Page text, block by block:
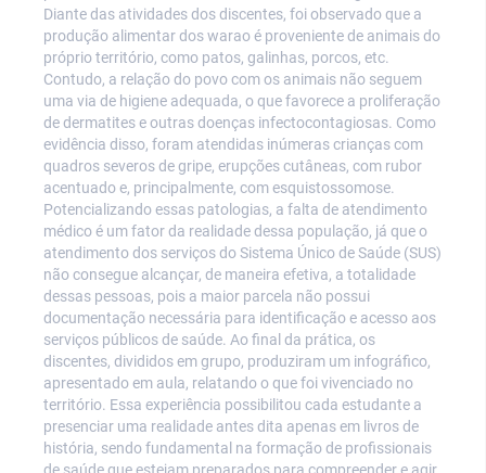
Diante das atividades dos discentes, foi observado que a
produção alimentar dos warao é proveniente de animais do
próprio território, como patos, galinhas, porcos, etc.
Contudo, a relação do povo com os animais não seguem
uma via de higiene adequada, o que favorece a proliferação
de dermatites e outras doenças infectocontagiosas. Como
evidência disso, foram atendidas inúmeras crianças com
quadros severos de gripe, erupções cutâneas, com rubor
acentuado e, principalmente, com esquistossomose.
Potencializando essas patologias, a falta de atendimento
médico é um fator da realidade dessa população, já que o
atendimento dos serviços do Sistema Único de Saúde (SUS)
não consegue alcançar, de maneira efetiva, a totalidade
dessas pessoas, pois a maior parcela não possui
documentação necessária para identificação e acesso aos
serviços públicos de saúde. Ao final da prática, os
discentes, divididos em grupo, produziram um infográfico,
apresentado em aula, relatando o que foi vivenciado no
território. Essa experiência possibilitou cada estudante a
presenciar uma realidade antes dita apenas em livros de
história, sendo fundamental na formação de profissionais
de saúde que estejam preparados para compreender e agir